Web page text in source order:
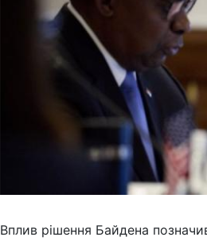
Вплив рішення Байдена